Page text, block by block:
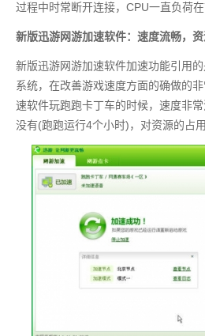
过程中时常断开连接，CPU一直负荷在
新版迅游网游加速软件：速度流畅，
新版迅游网游加速软件加速功能引用
系统，在改善游戏速度方面的确做的
速软件玩跑跑卡丁车的时候，速度非
没有(跑跑运行4个小时)，对资源的占